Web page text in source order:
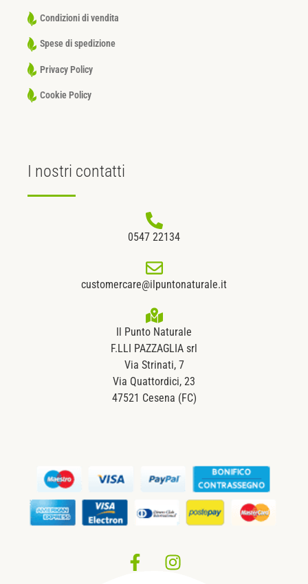
Condizioni di vendita
Spese di spedizione
Privacy Policy
Cookie Policy
I nostri contatti
0547 22134
customercare@ilpuntonaturale.it
Il Punto Naturale
F.LLI PAZZAGLIA srl
Via Strinati, 7
Via Quattordici, 23
47521 Cesena (FC)